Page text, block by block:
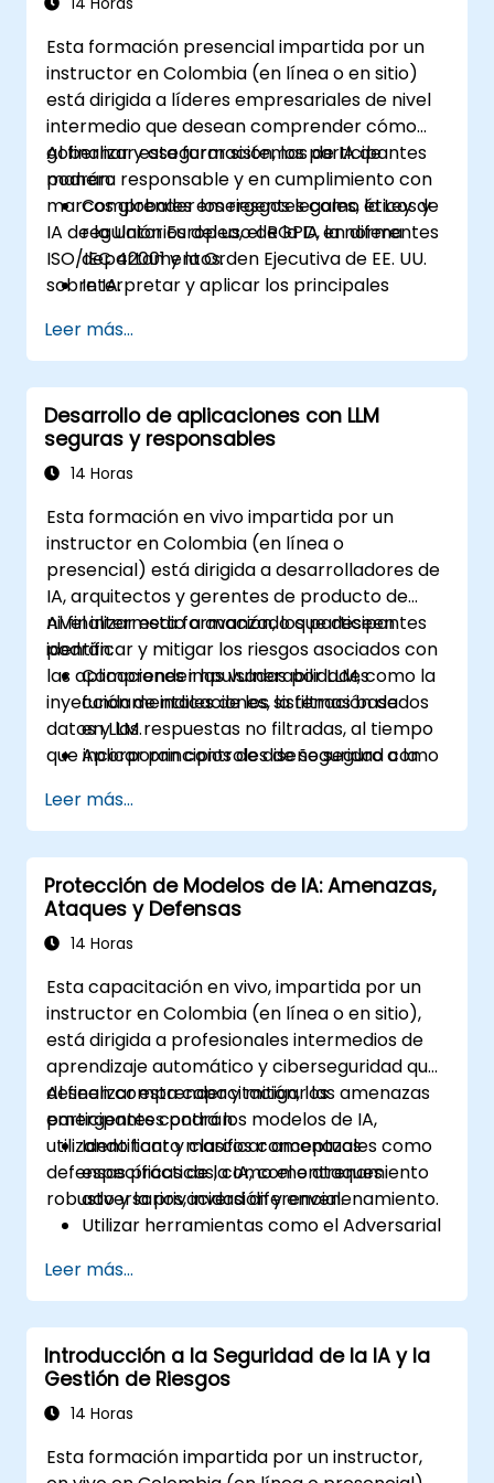
Esta formación presencial impartida por un
instructor en Colombia (en línea o en sitio)
está dirigida a líderes empresariales de nivel
intermedio que desean comprender cómo
gobernar y asegurar sistemas de IA de
manera responsable y en cumplimiento con
marcos globales emergentes como la Ley de
IA de la Unión Europea, el RGPD, la norma
ISO/IEC 42001 y la Orden Ejecutiva de EE. UU.
sobre IA.
Al finalizar esta formación, los participantes
podrán:
Comprender los riesgos legales, éticos y
regulatorios del uso de la IA en diferentes
departamentos.
Interpretar y aplicar los principales
de la UE, NIST AI RMF, ISO/IEC 42001).
Establecer políticas de seguridad,
auditoría y supervisión para la
implementación de IA en la empresa.
Desarrollar directrices de adquisición y
uso para sistemas de IA de terceros y
Leer más...
Desarrollo de aplicaciones con LLM
seguras y responsables
14 Horas
Esta formación en vivo impartida por un
instructor en Colombia (en línea o
presencial) está dirigida a desarrolladores de
IA, arquitectos y gerentes de producto de
nivel intermedio a avanzado que deseen
identificar y mitigar los riesgos asociados con
las aplicaciones impulsadas por LLM, como la
inyección de indicaciones, la filtración de
datos y las respuestas no filtradas, al tiempo
que incorporan controles de seguridad como
intervención humana y las barreras de salida.
Al finalizar esta formación, los participantes
podrán:
Comprender las vulnerabilidades
fundamentales de los sistemas basados
en LLM.
Aplicar principios de diseño seguro a la
Utilizar herramientas como Guardrails AI
y LangChain para validación, filtrado y
seguridad.
Integrar técnicas como el aislamiento en
sandbox, pruebas de penetración (red
teaming) y revisión con intervención
robustos.
Leer más...
Protección de Modelos de IA: Amenazas,
Ataques y Defensas
14 Horas
Esta capacitación en vivo, impartida por un
instructor en Colombia (en línea o en sitio),
está dirigida a profesionales intermedios de
aprendizaje automático y ciberseguridad que
deseen comprender y mitigar las amenazas
emergentes contra los modelos de IA,
utilizando tanto marcos conceptuales como
defensas prácticas, como el entrenamiento
robusto y la privacidad diferencial.
Al finalizar esta capacitación, los
participantes podrán:
Identificar y clasificar amenazas
específicas de la IA, como ataques
adversarios, inversión y envenenamiento.
Utilizar herramientas como el Adversarial
ataques y probar modelos.
Aplicar defensas prácticas que incluyen
entrenamiento adversario, inyección de
ruido y técnicas de preservación de la
privacidad.
Diseñar estrategias de evaluación de
entornos de producción.
Leer más...
Introducción a la Seguridad de la IA y la
Gestión de Riesgos
14 Horas
Esta formación impartida por un instructor,